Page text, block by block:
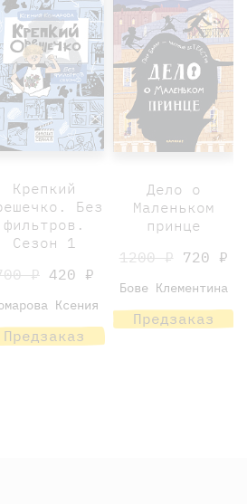
Крепкий
Без
фильтров.
Сезон 1
₽420 ₽
Ксения
Предзаказ
Дело о
Маленьком
принце
1200 ₽ 720 ₽
Бове Клементина
Предзаказ